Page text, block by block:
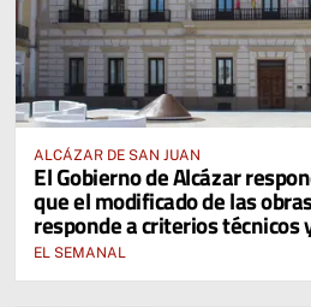
ALCÁZAR DE SAN JUAN
El Gobierno de Alcázar
que el modificado de las
responde a criterios técnicos
EL SEMANAL